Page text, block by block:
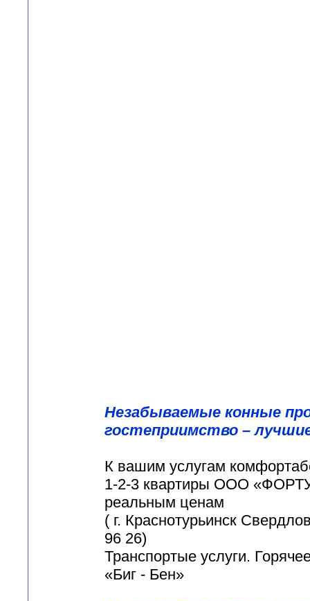
Незабываемые конные
гостеприимство –
К вашим услугам
1-2-3 квартиры ООО
реальным ценам
( г. Краснотурьинск
96 26)
Транспортые услуги.
«Биг - Бен»